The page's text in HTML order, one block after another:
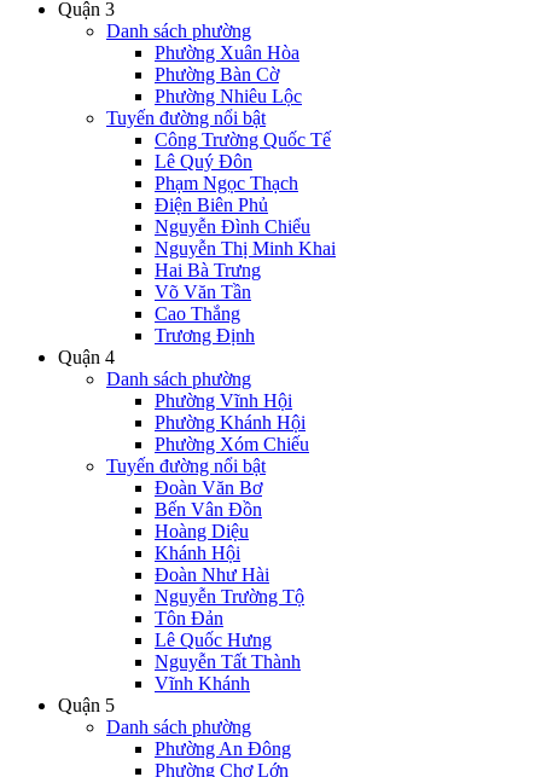
Quận 3
Danh sách phường
Phường Xuân Hòa
Phường Bàn Cờ
Phường Nhiêu Lộc
Tuyến đường nổi bật
Công Trường Quốc Tế
Lê Quý Đôn
Phạm Ngọc Thạch
Điện Biên Phủ
Nguyễn Đình Chiểu
Nguyễn Thị Minh Khai
Hai Bà Trưng
Võ Văn Tần
Cao Thắng
Trương Định
Quận 4
Danh sách phường
Phường Vĩnh Hội
Phường Khánh Hội
Phường Xóm Chiếu
Tuyến đường nổi bật
Đoàn Văn Bơ
Bến Vân Đồn
Hoàng Diệu
Khánh Hội
Đoàn Như Hài
Nguyễn Trường Tộ
Tôn Đản
Lê Quốc Hưng
Nguyễn Tất Thành
Vĩnh Khánh
Quận 5
Danh sách phường
Phường An Đông
Phường Chợ Lớn